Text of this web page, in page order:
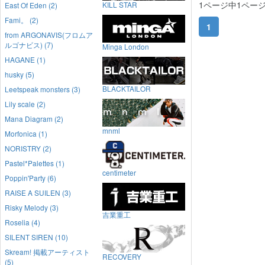
1ページ中1ペー
1
East Of Eden (2)
Fami。 (2)
from ARGONAVIS(フロムア
ルゴナビス) (7)
HAGANE (1)
husky (5)
Leetspeak monsters (3)
Lily scale (2)
Mana Diagram (2)
Morfonica (1)
NORISTRY (2)
Pastel*Palettes (1)
Poppin'Party (6)
RAISE A SUILEN (3)
Risky Melody (3)
Roselia (4)
SILENT SIREN (10)
Skream! 掲載アーティスト
(5)
KILL STAR
Minga London
BLACKTAILOR
mnml
centimeter
吉業重工
RECOVERY